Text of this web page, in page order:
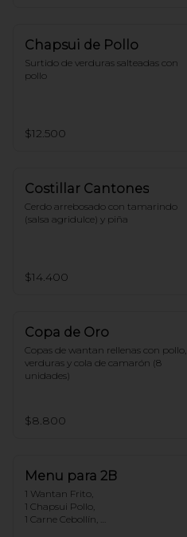
Chapsui de Pollo
Surtido de verduras salteadas con
pollo
$12.500
Costillar Cantones
Cerdo arrebosado con tamarindo
(salsa agridulce) y piña
$14.400
Copa de Oro
Copas de wantan rellenas con pollo,
verduras y cola de camarón (8
unidades)
$8.800
Menu para 2B
1 Wantan Frito,
1 Chapsui Pollo,
1 Carne Cebollín,